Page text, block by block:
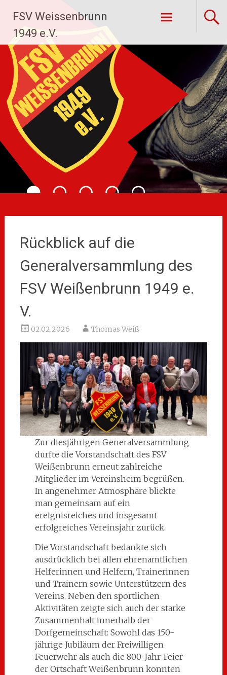
Inhalt
springen
FSV Weissenbrunn
1949 e.V.
Rückblick auf die
Generalversammlung des
FSV Weißenbrunn 1949 e.
V.
02.02.2026 Thomas Weiß
Zur diesjährigen Generalversammlung
durfte die Vorstandschaft des FSV
Weißenbrunn erneut zahlreiche
Mitglieder im Vereinsheim begrüßen.
In angenehmer Atmosphäre blickte
man gemeinsam auf ein
ereignisreiches und insgesamt
erfolgreiches Vereinsjahr zurück.
Die Vorstandschaft bedankte sich
ausdrücklich bei allen ehrenamtlichen
Helferinnen und Helfern, Trainerinnen
und Trainern sowie Unterstützern des
Vereins. Neben den sportlichen
Aktivitäten zeigte sich auch der starke
Zusammenhalt innerhalb der
Dorfgemeinschaft: Sowohl das 150-
jährige Jubiläum der Freiwilligen
Feuerwehr als auch die 800-Jahr-Feier
der Ortschaft Weißenbrunn konnten